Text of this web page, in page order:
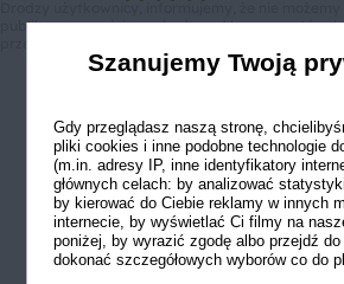
publikowane opinie pochodzą od konsumentów,
Szanujemy Twoją
Gdy przeglądasz naszą stronę,
pliki cookies i inne podobne technologie
(m.in. adresy IP, inne identyfikatory
głównych celach: by analizować
by kierować do Ciebie reklamy w innych
internecie, by wyświetlać Ci filmy na
poniżej, by wyrazić zgodę albo przejdź
dokonać szczegółowych wyborów co do